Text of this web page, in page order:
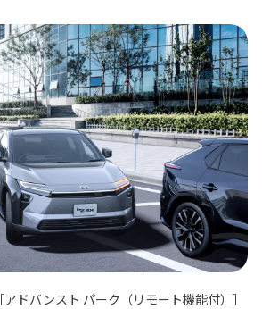
ドバンスト パーク（リモート機能付）］